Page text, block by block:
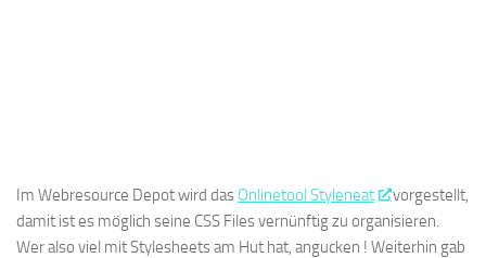
Im Webresource Depot wird das Onlinetool Styleneat
vorgestellt,
damit ist es möglich seine CSS Files vernünftig zu organisieren.
Wer also viel mit Stylesheets am Hut hat, angucken ! Weiterhin gab